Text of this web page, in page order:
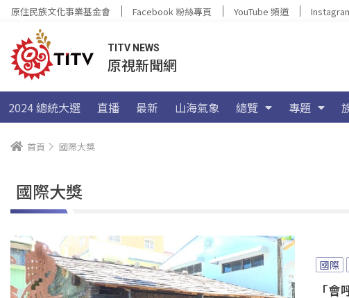
原住民族文化事業基金會 Facebook 粉絲專頁 YouTube 頻道
TITV NEWS
原視新聞網
2024 總統大選 直播 最新 山海氣象 總覽 專題
首頁 國際大獎
國際大獎
國際
「